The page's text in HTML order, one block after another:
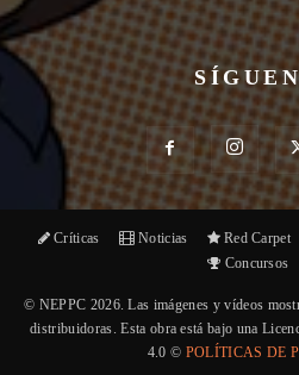
Críticas Noticias Red Carpet
Concursos
© NEPPC 2026. Las imágenes y vídeos
distribuidoras. Esta obra está bajo una
4.0 © POLÍTICAS DE